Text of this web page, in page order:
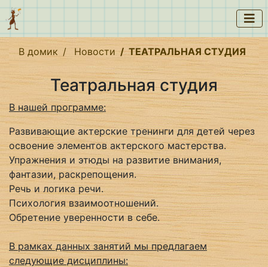
В домик Новости ТЕАТРАЛЬНАЯ СТУДИЯ
Театральная студия
В нашей программе:
Развивающие актерские тренинги для детей через
освоение элементов актерского мастерства.
Упражнения и этюды на развитие внимания,
фантазии, раскрепощения.
Речь и логика речи.
Психология взаимоотношений.
Обретение уверенности в себе.
В рамках данных занятий мы предлагаем
следующие дисциплины: